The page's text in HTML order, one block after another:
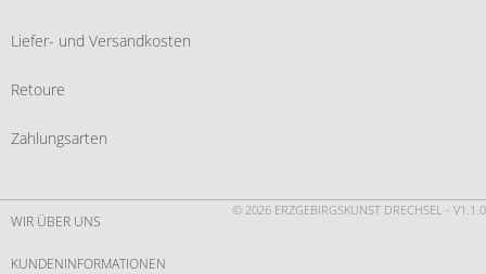
Liefer- und Versandkosten
Retoure
Zahlungsarten
© 2026 ERZGEBIRGSKUNST DRECHSEL - V1.1.0
WIR ÜBER UNS
KUNDENINFORMATIONEN